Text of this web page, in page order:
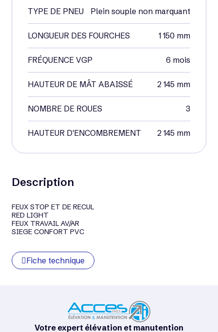
Fiche technique
TYPE DE PNEU Plein souple non marquant
LONGUEUR DES FOURCHES 1 150 mm
FRÉQUENCE VGP 6 mois
HAUTEUR DE MÂT ABAISSÉ 2 145 mm
NOMBRE DE ROUES 3
HAUTEUR D'ENCOMBREMENT 2 145 mm
Description
FEUX STOP ET DE RECUL
RED LIGHT
FEUX TRAVAIL AV/AR
SIEGE CONFORT PVC
Votre expert élévation et manutention